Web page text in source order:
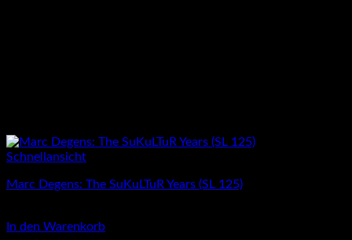
Schnellansicht
Marc Degens: The SuKuLTuR Years (SL 125)
In den Warenkorb